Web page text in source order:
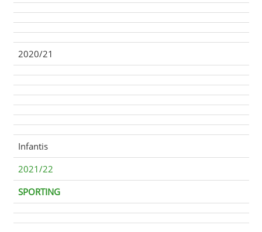
2020/21
Infantis
2021/22
SPORTING